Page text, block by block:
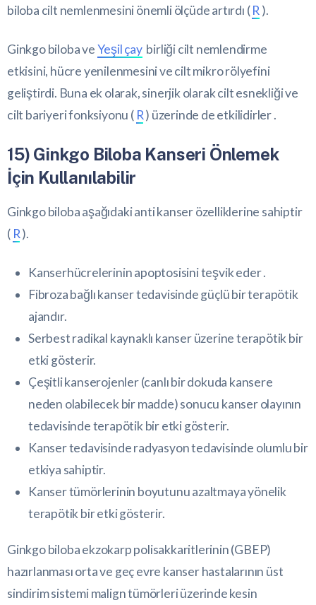
biloba cilt nemlenmesini önemli ölçüde artırdı (R ).
Ginkgo biloba veYeşil çaybirliği cilt nemlendirme
etkisini, hücre yenilenmesini ve cilt mikro rölyefini
geliştirdi. Buna ek olarak, sinerjik olarak cilt esnekliği ve
cilt bariyeri fonksiyonu ( R) üzerinde de etkilidirler .
15) Ginkgo Biloba Kanseri Önlemek
İçin Kullanılabilir
Ginkgo biloba aşağıdaki anti kanser özelliklerine sahiptir
( R).
Kanserhücrelerinin apoptosisini teşvik eder .
Fibroza bağlı kanser tedavisinde güçlü bir terapötik
ajandır.
Serbest radikal kaynaklı kanser üzerine terapötik bir
etki gösterir.
Çeşitli kanserojenler (canlı bir dokuda kansere
neden olabilecek bir madde) sonucu kanser olayının
tedavisinde terapötik bir etki gösterir.
Kanser tedavisinde radyasyon tedavisinde olumlu bir
etkiya sahiptir.
Kanser tümörlerinin boyutunu azaltmaya yönelik
terapötik bir etki gösterir.
Ginkgo biloba ekzokarp polisakkaritlerinin (GBEP)
hazırlanması orta ve geç evre kanser hastalarının üst
sindirim sistemi malign tümörleri üzerinde kesin